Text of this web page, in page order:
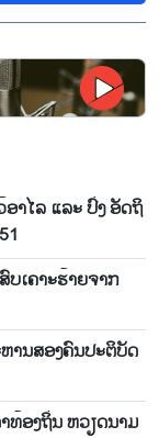
າ​ໄລ ແລະ ປົ່ງ​ ອັດ​ຖິ​
ບ​ເຄາ​ະ​ຮ້າຍ​ຈາກ​
ານ​ສອງ​ຄົນ​ປະ​ຕິ​ບັດ​
ອງ​ຖິ່ນ ຫວຽດ​ນາມ